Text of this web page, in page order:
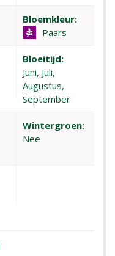
Bloemkleur:
Paars
Bloeitijd:
Juni, Juli,
Augustus,
September
Wintergroen:
Nee